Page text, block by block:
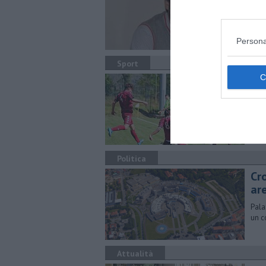
Sport
Politica
un
Attualità